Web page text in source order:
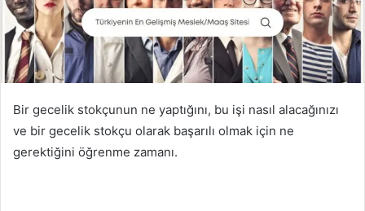
Bir gecelik stokçunun ne yaptığını, bu işi nasıl alacağınızı
ve bir gecelik stokçu olarak başarılı olmak için ne
gerektiğini öğrenme zamanı.